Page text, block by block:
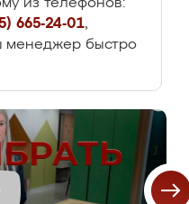
из телефонов:
665-24-01,
менеджер быстро